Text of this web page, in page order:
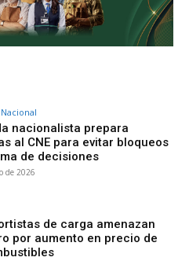
nacionalista prepara
al CNE para evitar bloqueos
de decisiones
de 2026
de carga amenazan
por aumento en precio de